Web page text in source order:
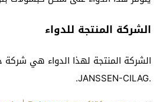
الشركة المنتجة للدواء
الشركة المنتجة لهذا الدواء هي
.JANSSEN-CILAG.